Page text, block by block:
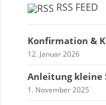
RSS FEED
Konfirmation &
12. Januar 2026
Anleitung kleine
1. November 2025